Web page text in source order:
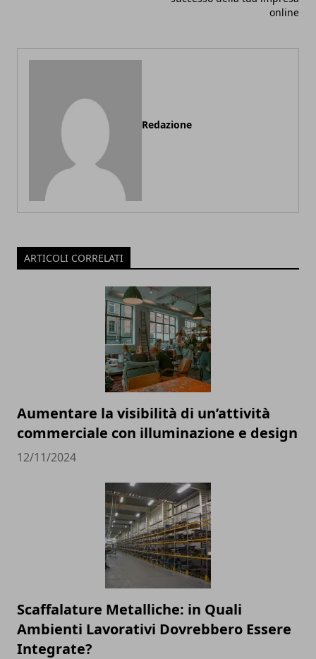
online
Redazione
ARTICOLI CORRELATI
Aumentare la visibilità di un’attività
commerciale con illuminazione e design
12/11/2024
Scaffalature Metalliche: in Quali
Ambienti Lavorativi Dovrebbero Essere
Integrate?